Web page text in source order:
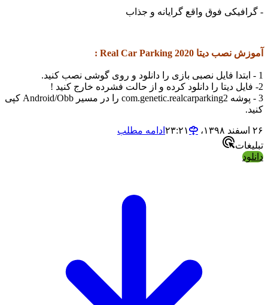
- گرافیکی فوق واقع گرایانه و جذاب
آموزش نصب دیتا Real Car Parking 2020 :
1 - ابتدا فایل نصبی بازی را دانلود و روی گوشی نصب کنید.
2- فایل دیتا را دانلود کرده و از حالت فشرده خارج کنید !
3 - پوشه com.genetic.realcarparking2 را در مسیر Android/Obb کپی
کنید.
۲۶ اسفند ۱۳۹۸،‏ ۲۳:۲۱
ادامه مطلب
تبلیغات
دانلود